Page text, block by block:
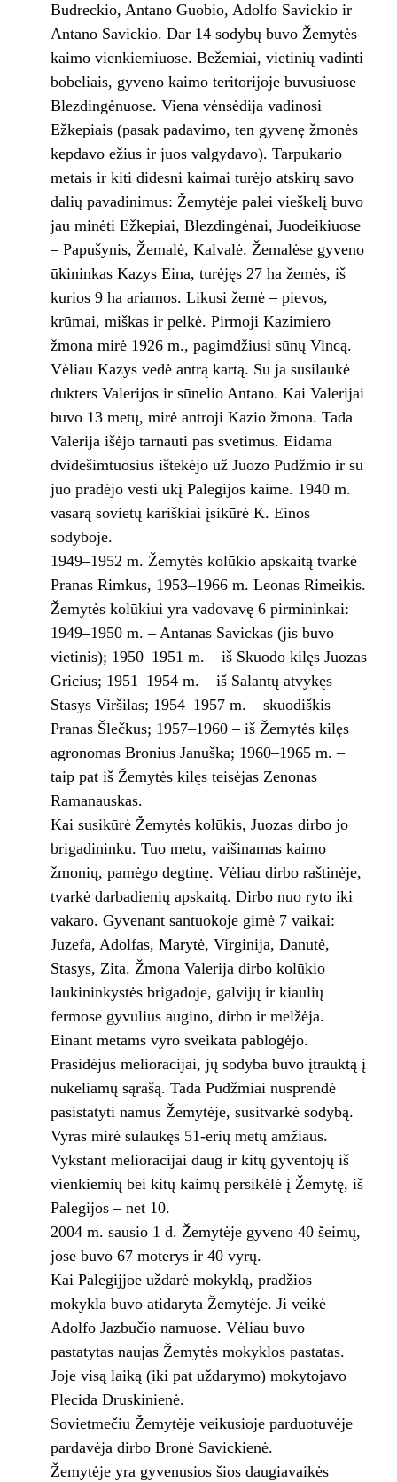
Budreckio, Antano Guobio, Adolfo Savickio ir
Antano Savickio. Dar 14 sodybų buvo Žemytės
kaimo vienkiemiuose. Bežemiai, vietinių vadinti
bobeliais, gyveno kaimo teritorijoje buvusiuose
Blezdingėnuose. Viena vėnsėdija vadinosi
Ežkepiais (pasak padavimo, ten gyvenę žmonės
kepdavo ežius ir juos valgydavo). Tarpukario
metais ir kiti didesni kaimai turėjo atskirų savo
dalių pavadinimus: Žemytėje palei vieškelį buvo
jau minėti Ežkepiai, Blezdingėnai, Juodeikiuose
– Papušynis, Žemalė, Kalvalė. Žemalėse gyveno
ūkininkas Kazys Eina, turėjęs 27 ha žemės, iš
kurios 9 ha ariamos. Likusi žemė – pievos,
krūmai, miškas ir pelkė. Pirmoji Kazimiero
žmona mirė 1926 m., pagimdžiusi sūnų Vincą.
Vėliau Kazys vedė antrą kartą. Su ja susilaukė
dukters Valerijos ir sūnelio Antano. Kai Valerijai
buvo 13 metų, mirė antroji Kazio žmona. Tada
Valerija išėjo tarnauti pas svetimus. Eidama
dvidešimtuosius ištekėjo už Juozo Pudžmio ir su
juo pradėjo vesti ūkį Palegijos kaime. 1940 m.
vasarą sovietų kariškiai įsikūrė K. Einos
sodyboje.
1949–1952 m. Žemytės kolūkio apskaitą tvarkė
Pranas Rimkus, 1953–1966 m. Leonas Rimeikis.
Žemytės kolūkiui yra vadovavę 6 pirmininkai:
1949–1950 m. – Antanas Savickas (jis buvo
vietinis); 1950–1951 m. – iš Skuodo kilęs Juozas
Gricius; 1951–1954 m. – iš Salantų atvykęs
Stasys Viršilas; 1954–1957 m. – skuodiškis
Pranas Šlečkus; 1957–1960 – iš Žemytės kilęs
agronomas Bronius Januška; 1960–1965 m. –
taip pat iš Žemytės kilęs teisėjas Zenonas
Ramanauskas.
Kai susikūrė Žemytės kolūkis, Juozas dirbo jo
brigadininku. Tuo metu, vaišinamas kaimo
žmonių, pamėgo degtinę. Vėliau dirbo raštinėje,
tvarkė darbadienių apskaitą. Dirbo nuo ryto iki
vakaro. Gyvenant santuokoje gimė 7 vaikai:
Juzefa, Adolfas, Marytė, Virginija, Danutė,
Stasys, Zita. Žmona Valerija dirbo kolūkio
laukininkystės brigadoje, galvijų ir kiaulių
fermose gyvulius augino, dirbo ir melžėja.
Einant metams vyro sveikata pablogėjo.
Prasidėjus melioracijai, jų sodyba buvo įtrauktą į
nukeliamų sąrašą. Tada Pudžmiai nusprendė
pasistatyti namus Žemytėje, susitvarkė sodybą.
Vyras mirė sulaukęs 51-erių metų amžiaus.
Vykstant melioracijai daug ir kitų gyventojų iš
vienkiemių bei kitų kaimų persikėlė į Žemytę, iš
Palegijos – net 10.
2004 m. sausio 1 d. Žemytėje gyveno 40 šeimų,
jose buvo 67 moterys ir 40 vyrų.
Kai Palegijjoe uždarė mokyklą, pradžios
mokykla buvo atidaryta Žemytėje. Ji veikė
Adolfo Jazbučio namuose. Vėliau buvo
pastatytas naujas Žemytės mokyklos pastatas.
Joje visą laiką (iki pat uždarymo) mokytojavo
Plecida Druskinienė.
Sovietmečiu Žemytėje veikusioje parduotuvėje
pardavėja dirbo Bronė Savickienė.
Žemytėje yra gyvenusios šios daugiavaikės